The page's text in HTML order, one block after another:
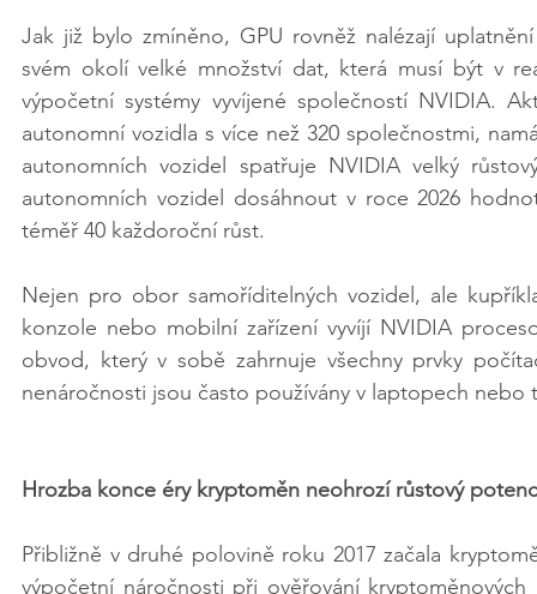
Jak již bylo zmíněno, GPU rovněž nalézají
svém okolí velké množství dat, která musí být v
výpočetní systémy vyvíjené společností NVIDIA.
autonomní vozidla s více než 320 společnostmi,
autonomních vozidel spatřuje NVIDIA velký
autonomních vozidel dosáhnout v roce 2026
téměř 40 každoroční růst.
Nejen pro obor samoříditelných vozidel, ale
konzole nebo mobilní zařízení vyvíjí NVIDIA
obvod, který v sobě zahrnuje všechny prvky
nenáročnosti jsou často používány v laptopech nebo
Hrozba konce éry kryptoměn neohrozí růstový
Přibližně v druhé polovině roku 2017 začala
výpočetní náročnosti při ověřování